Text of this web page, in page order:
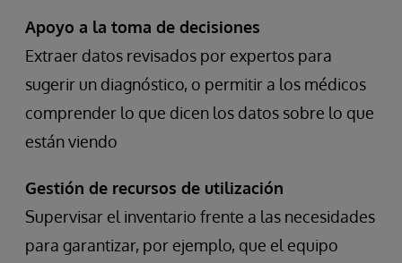
Apoyo a la toma de decisiones
Extraer datos revisados por expertos para
sugerir un diagnóstico, o permitir a los médicos
comprender lo que dicen los datos sobre lo que
están viendo
Gestión de recursos de utilización
Supervisar el inventario frente a las necesidades
para garantizar, por ejemplo, que el equipo